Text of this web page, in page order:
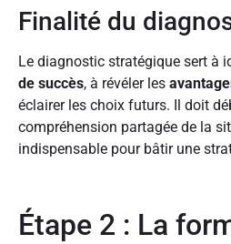
Finalité du
Le diagnostic stratégique sert à
de succès, à révéler les
éclairer les choix futurs. Il doit
compréhension partagée de la
indispensable pour bâtir une
Étape 2 : La